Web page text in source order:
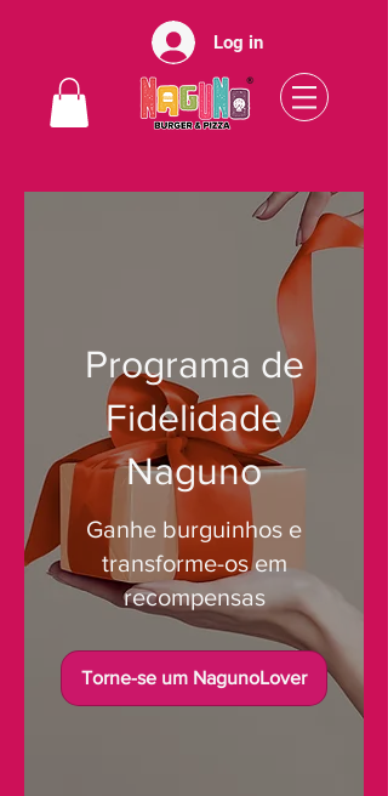
Log in
Programa de
Fidelidade
Naguno
Ganhe burguinhos e
transforme-os em
recompensas
Torne-se um NagunoLover